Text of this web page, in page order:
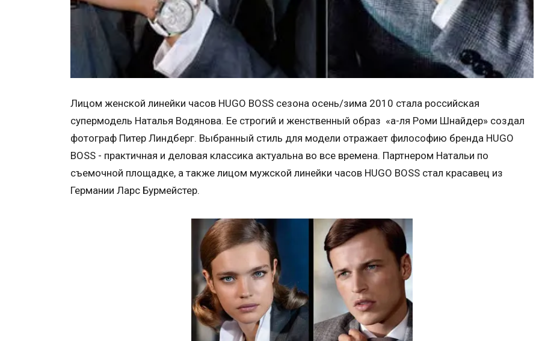
Лицом женской линейки часов HUGO BOSS сезона осень/зима 2010 стала российская
супермодель Наталья Водянова. Ее строгий и женственный образ «а-ля Роми Шнайдер» создал
фотограф Питер Линдберг. Выбранный стиль для модели отражает философию бренда HUGO
BOSS - практичная и деловая классика актуальна во все времена. Партнером Натальи по
съемочной площадке, а также лицом мужской линейки часов HUGO BOSS стал красавец из
Германии Ларс Бурмейстер.